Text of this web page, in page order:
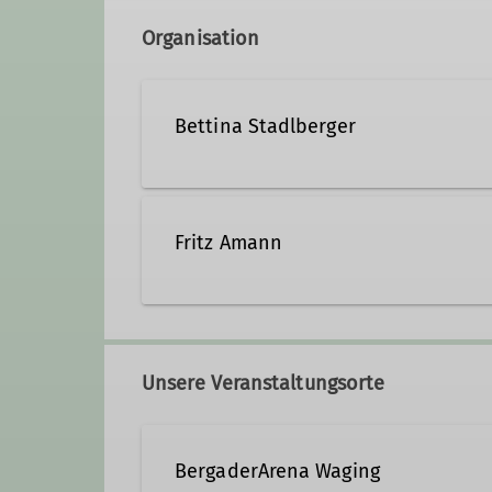
Organisation
Bettina Stadlberger
Qualifikationen
Fritz Amann
Kletterbetreuer*in Breitensport
Unsere Veranstaltungsorte
BergaderArena Waging